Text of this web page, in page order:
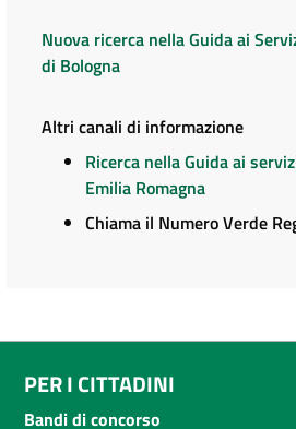
Nuova ricerca nella Guida ai
di Bologna
Altri canali di informazione
Ricerca nella Guida ai
Emilia Romagna
Chiama il Numero Verde
PER I CITTADINI
Bandi di concorso